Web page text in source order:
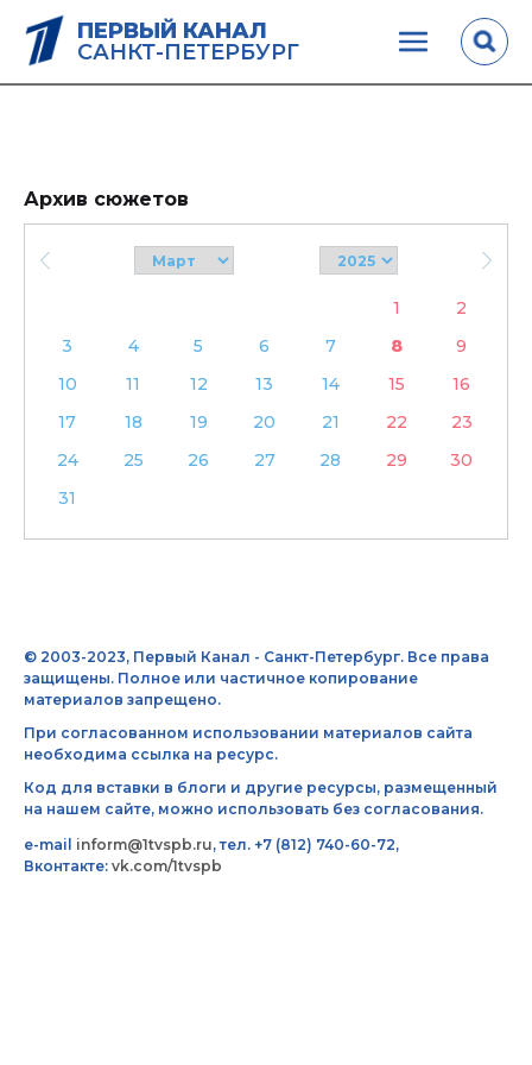
ПЕРВЫЙ КАНАЛ
САНКТ-ПЕТЕРБУРГ
Архив сюжетов
1
2
3
4 5 6 7 8
9
10
11 12 13 14 15
16
17
18 19 20 21 22
23
24
25 26 27 28 29
30
31
© 2003-2023, Первый Канал - Санкт-Петербург. Все права
защищены. Полное или частичное копирование
материалов запрещено.
При согласованном использовании материалов сайта
необходима ссылка на ресурс.
Код для вставки в блоги и другие ресурсы, размещенный
на нашем сайте, можно использовать без согласования.
e-mail inform@1tvspb.ru, тел. +7 (812) 740-60-72,
Вконтакте: vk.com/1tvspb